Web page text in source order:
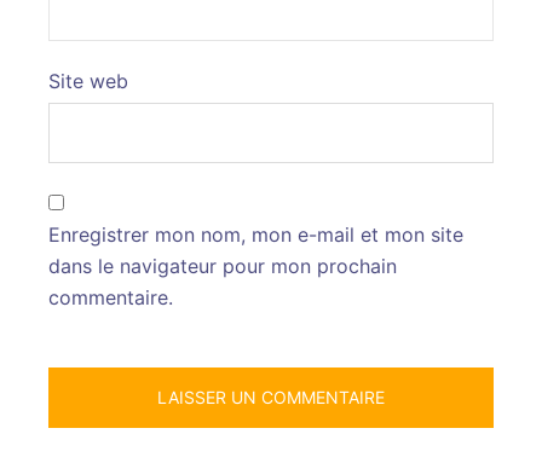
Site web
Enregistrer mon nom, mon e-mail et mon site
dans le navigateur pour mon prochain
commentaire.